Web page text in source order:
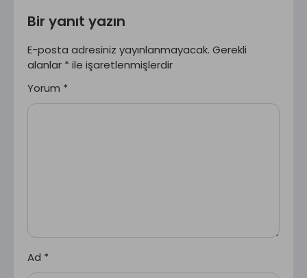
Bir yanıt yazın
E-posta adresiniz yayınlanmayacak. Gerekli
alanlar * ile işaretlenmişlerdir
Yorum *
Ad *